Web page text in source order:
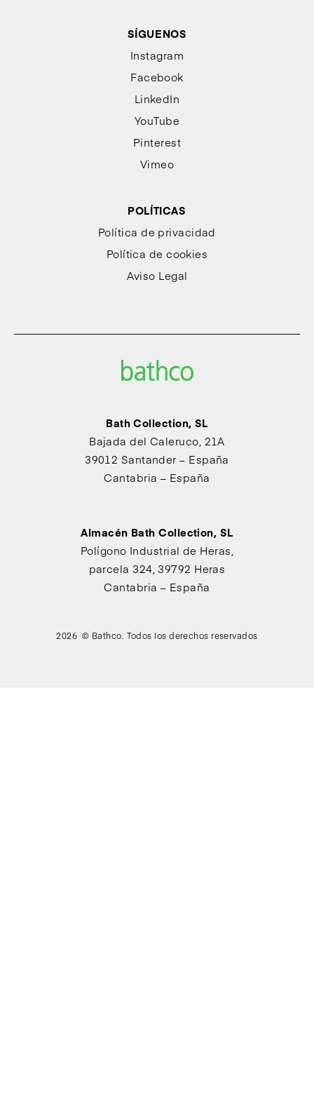
SÍGUENOS
Instagram
Facebook
LinkedIn
YouTube
Pinterest
Vimeo
POLÍTICAS
Política de privacidad
Política de cookies
Aviso Legal
Bath Collection, SL
Bajada del Caleruco, 21A
39012 Santander – España
Cantabria – España
Almacén Bath Collection, SL
Polígono Industrial de Heras,
parcela 324, 39792 Heras
Cantabria – España
2026 © Bathco. Todos los derechos reservados